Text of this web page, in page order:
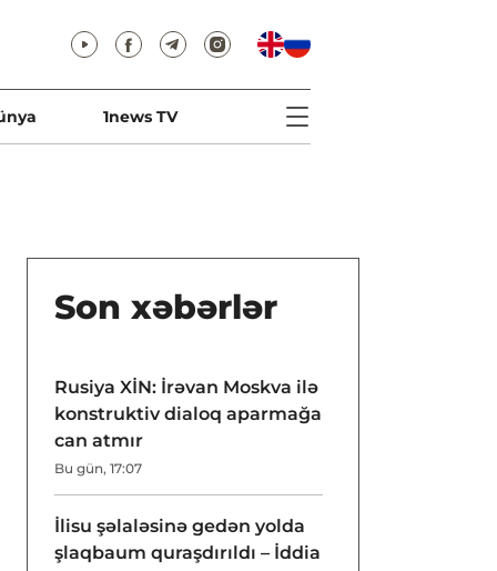
1news TV
Son xəbərlər
Rusiya XİN: İrəvan Moskva ilə
konstruktiv dialoq aparmağa
can atmır
Bu gün, 17:07
İlisu şəlaləsinə gedən yolda
şlaqbaum quraşdırıldı – İddia